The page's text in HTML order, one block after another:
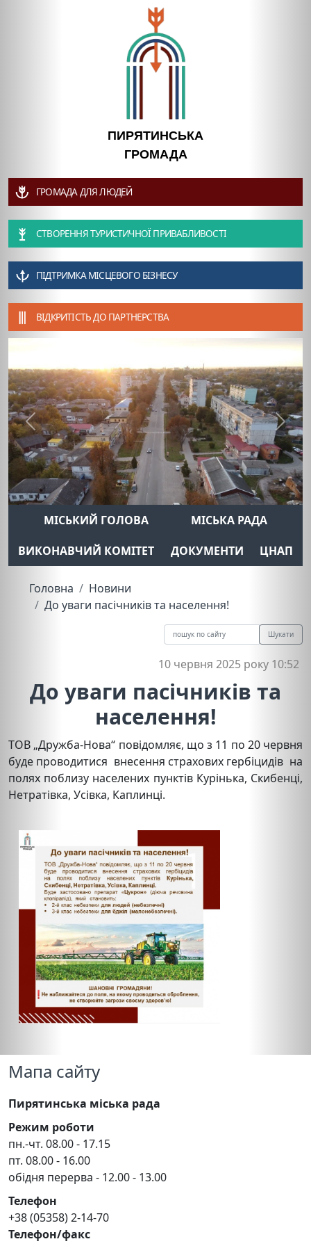
ПИРЯТИНСЬКА
ГРОМАДА
ГРОМАДА ДЛЯ ЛЮДЕЙ
СТВОРЕННЯ ТУРИСТИЧНОЇ ПРИВАБЛИВОСТІ
ПІДТРИМКА МІСЦЕВОГО БІЗНЕСУ
ВІДКРИТІСТЬ ДО ПАРТНЕРСТВА
Previous Next
МІСЬКИЙ ГОЛОВА
МІСЬКА РАДА
ВИКОНАВЧИЙ КОМІТЕТ
ДОКУМЕНТИ ЦНАП
Головна
Новини
До уваги пасічників та населення!
Шукати
10 червня 2025 року 10:52
До уваги пасічників та
населення!
ТОВ „Дружба-Нова“ повідомляє, що з 11 по 20 червня
буде проводитися внесення страхових гербіцидів на
полях поблизу населених пунктів Курінька, Скибенці,
Нетратівка, Усівка, Каплинці.
Мапа сайту
Пирятинська міська рада
Режим роботи
пн.-чт. 08.00 - 17.15
пт. 08.00 - 16.00
обідня перерва - 12.00 - 13.00
Телефон
+38 (05358) 2-14-70
Телефон/факс